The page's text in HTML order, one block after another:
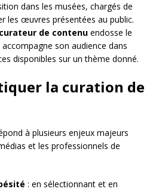
dans les musées, chargés de
les œuvres présentées au public.
curateur de contenu endosse le
son audience dans
disponibles sur un thème donné.
la curation de
à plusieurs enjeux majeurs
et les professionnels de
: en sélectionnant et en